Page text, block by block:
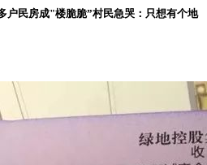
户民房成"楼脆脆”村民急哭：只想有个地